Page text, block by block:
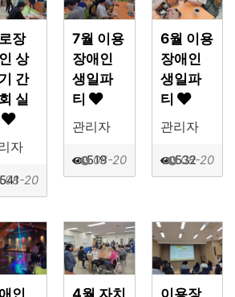
장
상
간
실
자
08-20
7월 이용
장애인
생일파
티
관리자
519
08-20
6월 이용
장애인
생일파
티
관리자
532
08-20
인
4월 자치
이용장